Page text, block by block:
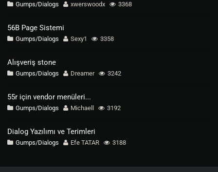
Gumps/Dialogs xwerswoodx 3368
56B Page Sistemi
Gumps/Dialogs Sexy1 3358
Alışveriş stone
Gumps/Dialogs Dreamer 3242
55r için vendor menüleri...
Gumps/Dialogs Michaell 3192
Dialog Yazılımı ve Terimleri
Gumps/Dialogs Efe TATAR 3188